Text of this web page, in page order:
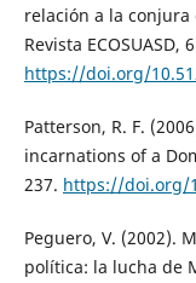
relación a la
Revista ECOSUASD,
https://doi.org/
Patterson, R. F.
incarnations of a
237. https://doi.org/
Peguero, V. (2002).
política: la lucha de